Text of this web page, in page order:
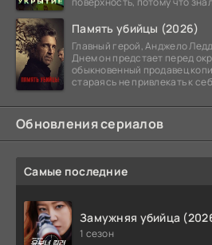
Память убийцы (2026)
Главный герой, Анджело
Днем он предстает перед
обыкновенный продавец
стараясь не привлекать к
Обновления сериалов
Самые последние
Замужняя убийца
1 сезон